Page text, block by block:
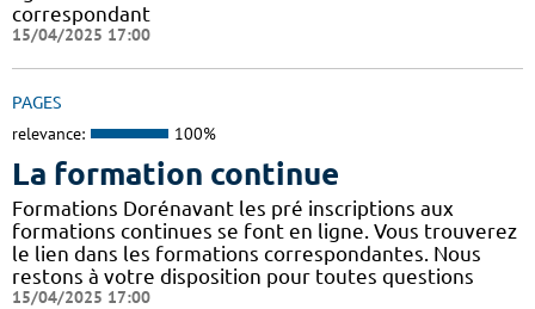
correspondant
15/04/2025 17:00
PAGES
relevance: 100%
La formation continue
Formations Dorénavant les pré inscriptions aux
formations continues se font en ligne. Vous trouverez
le lien dans les formations correspondantes. Nous
restons à votre disposition pour toutes questions
15/04/2025 17:00